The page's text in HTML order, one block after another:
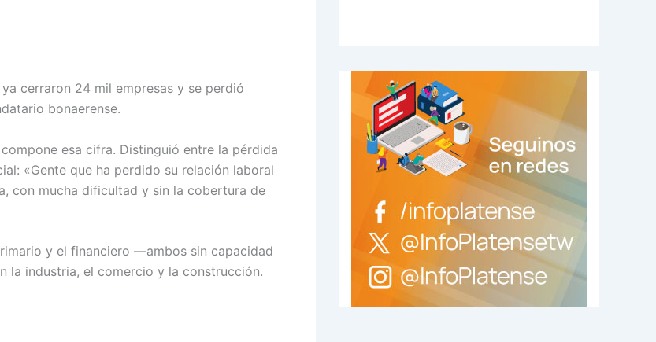
cerraron 24 mil empresas y se perdió
bonaerense.
esa cifra. Distinguió entre la pérdida
«Gente que ha perdido su relación laboral
con mucha dificultad y sin la cobertura de
y el financiero —ambos sin capacidad
la industria, el comercio y la construcción.